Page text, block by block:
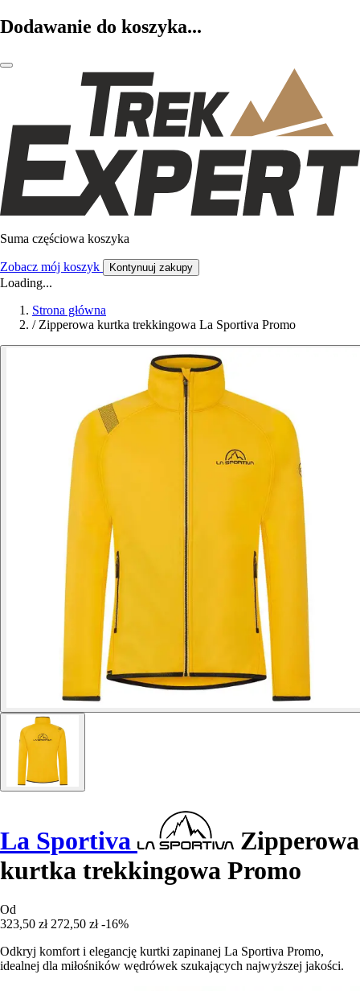
Dodawanie do koszyka...
Suma częściowa koszyka
Zobacz mój koszyk Kontynuuj zakupy
Loading...
Strona główna
/ Zipperowa kurtka trekkingowa La Sportiva Promo
La Sportiva
Zipperowa
kurtka trekkingowa Promo
Od
323,50 zł 272,50 zł -16%
Odkryj komfort i elegancję kurtki zapinanej La Sportiva Promo,
idealnej dla miłośników wędrówek szukających najwyższej jakości.